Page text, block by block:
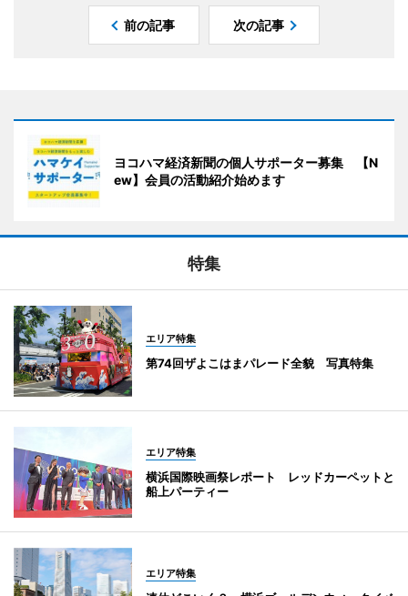
前の記事 次の記事
ヨコハマ経済新聞の個人サポーター募集 【N
ew】会員の活動紹介始めます
特集
エリア特集
第74回ザよこはまパレード全貌 写真特集
エリア特集
横浜国際映画祭レポート レッドカーペットと
船上パーティー
エリア特集